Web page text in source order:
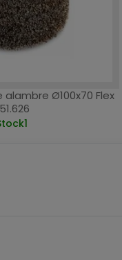
Ø100x70 Flex
1